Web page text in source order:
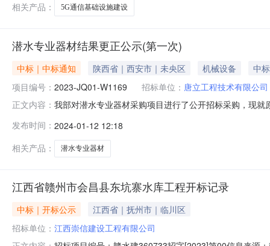
相关产品：
5G通信基础设施建设
潜水专业器材结果更正公示(第一次)
中标｜中标通知 陕西省｜西安市｜未央区 机械设备
中
项目编号： 2023-JQ01-W1169 招标单位： 唐立工程技术有限公司
正文内容： 我部对潜水专业器材采购项目进行了公开招标采购，现
采购包1:原公告的采购包1(潜水专业器材)中标供应商(第
(
发布时间： 2024-01-12 12:18
相关产品：
潜水专业器材
江西省赣州市会昌县东坑寨水库工程开标记录
中标｜开标公示
江西省｜抚州市｜临川区
招标单位： 江西崇信建设工程有限公司